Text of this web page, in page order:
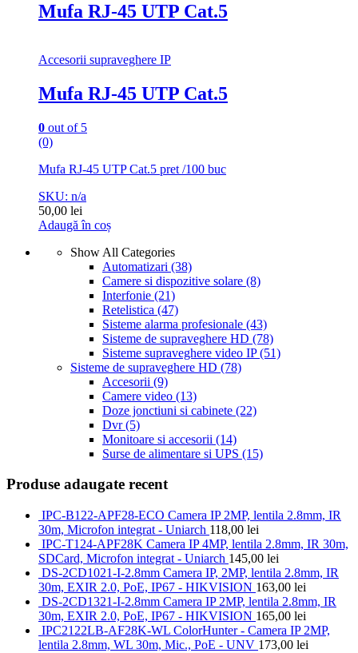
Mufa RJ-45 UTP Cat.5
Accesorii supraveghere IP
Mufa RJ-45 UTP Cat.5
0 out of 5
(0)
Mufa RJ-45 UTP Cat.5 pret /100 buc
SKU: n/a
50,00 lei
Adaugă în coș
Show All Categories
Automatizari (38)
Camere si dispozitive solare (8)
Interfonie (21)
Retelistica (47)
Sisteme alarma profesionale (43)
Sisteme de supraveghere HD (78)
Sisteme supraveghere video IP(51)
Sisteme de supraveghere HD (78)
Accesorii (9)
Camere video (13)
Doze jonctiuni si cabinete (22)
Dvr(5)
Monitoare si accesorii (14)
Surse de alimentare si UPS (15)
Produse adaugate recent
IPC-B122-APF28-ECO Camera IP 2MP, lentila 2.8mm, IR
30m, Microfon integrat - Uniarch 118,00 lei
IPC-T124-APF28K Camera IP 4MP, lentila 2.8mm, IR 30m,
SDCard, Microfon integrat - Uniarch 145,00 lei
DS-2CD1021-I-2.8mm Camera IP, 2MP, lentila 2.8mm, IR
30m, EXIR 2.0, PoE, IP67 - HIKVISION 163,00 lei
DS-2CD1321-I-2.8mm Camera IP 2MP, lentila 2.8mm, IR
30m, EXIR 2.0, PoE, IP67 - HIKVISION 165,00 lei
IPC2122LB-AF28K-WL ColorHunter - Camera IP 2MP,
lentila 2.8mm, WL 30m, Mic., PoE - UNV 173,00 lei